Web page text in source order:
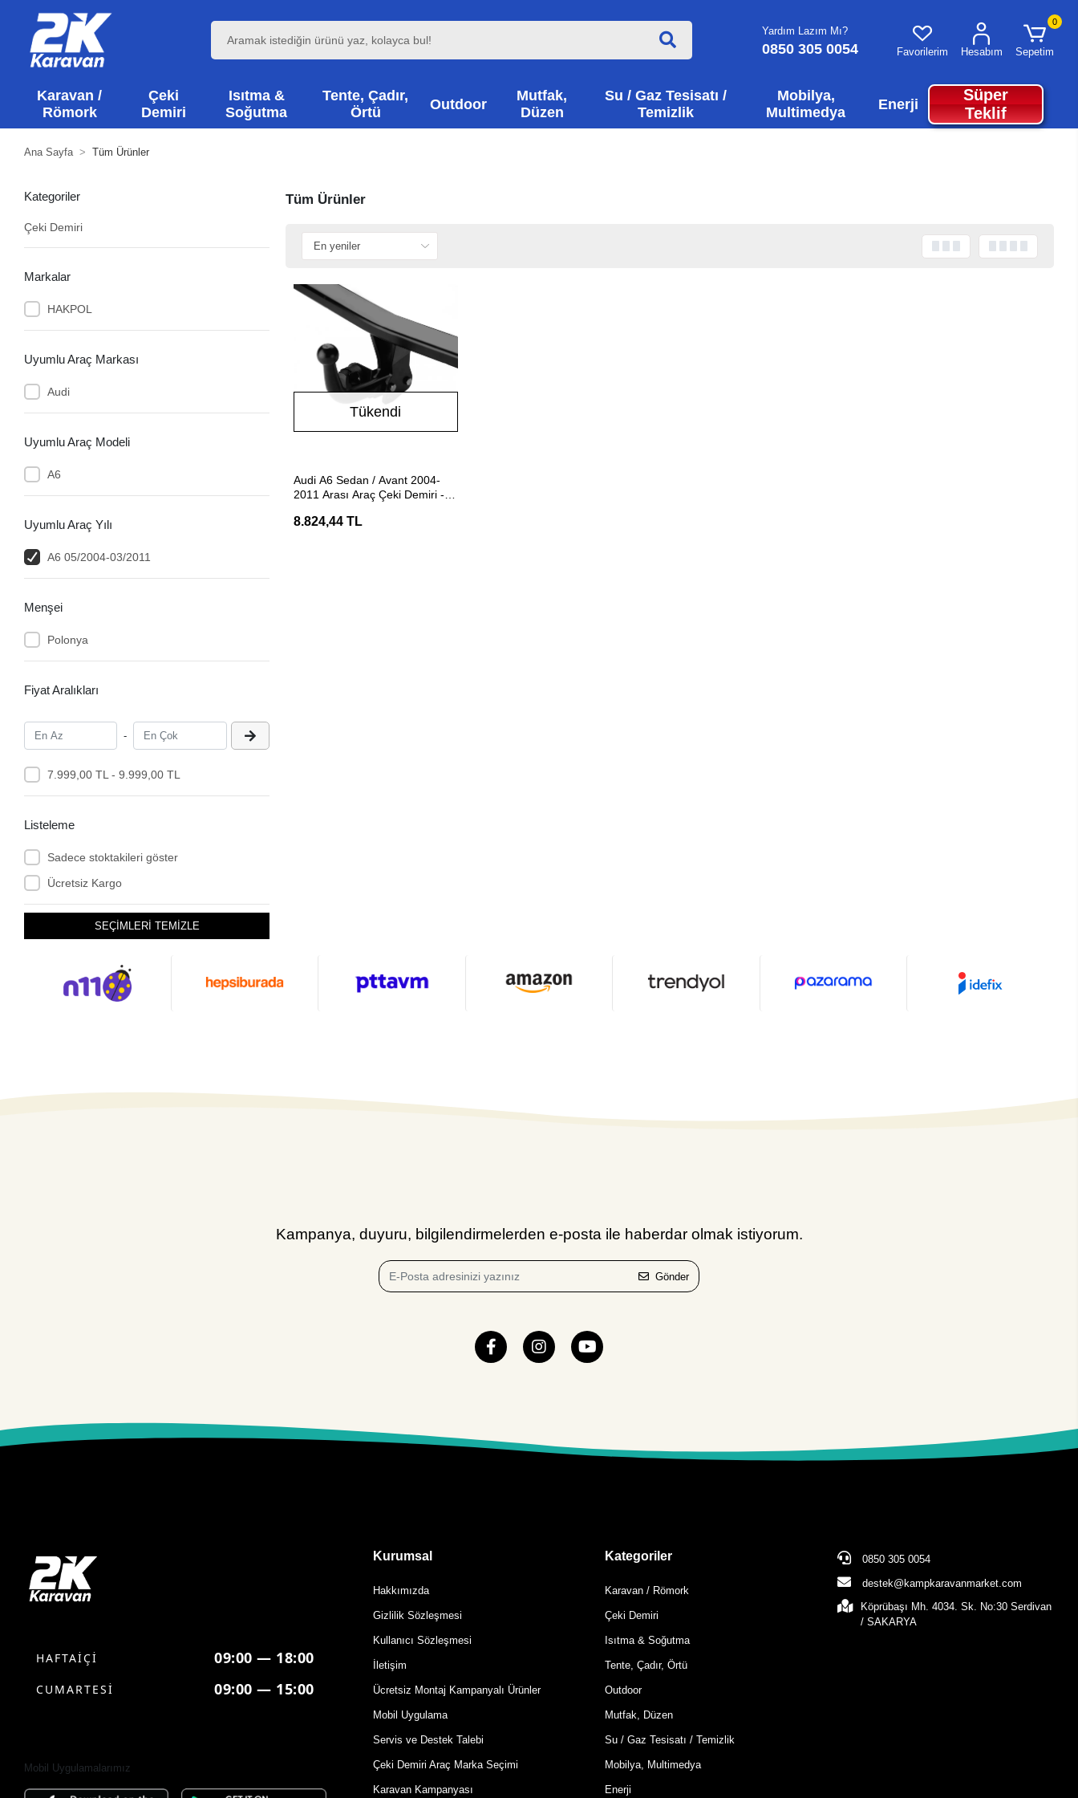
Yardım Lazım Mı?
0850 305 0054 Favorilerim Hesabım
0
Sepetim
Karavan /
Römork
Çeki
Demiri
Isıtma &
Soğutma
Tente, Çadır,
Örtü
Outdoor
Mutfak,
Düzen
Su / Gaz Tesisatı /
Temizlik
Mobilya,
Multimedya
Enerji
Süper
Teklif
Ana Sayfa Tüm Ürünler
Kategoriler
Çeki Demiri
Markalar
HAKPOL
Uyumlu Araç Markası
Audi
Uyumlu Araç Modeli
A6
Uyumlu Araç Yılı
A6 05/2004-03/2011
Menşei
Polonya
Fiyat Aralıkları
-
7.999,00 TL - 9.999,00 TL
Listeleme
Sadece stoktakileri göster
Ücretsiz Kargo
SEÇİMLERİ TEMİZLE
Tüm Ürünler
Tükendi
Audi A6 Sedan / Avant 2004-
2011 Arası Araç Çeki Demiri -
8.824,44 TL
Kampanya, duyuru, bilgilendirmelerden e-posta ile haberdar olmak istiyorum.
Gönder
HAFTAİÇİ 09:00 — 18:00
CUMARTESİ 09:00 — 15:00
Mobil Uygulamalarımız
Kurumsal
Hakkımızda
Gizlilik Sözleşmesi
Kullanıcı Sözleşmesi
İletişim
Ücretsiz Montaj Kampanyalı Ürünler
Mobil Uygulama
Servis ve Destek Talebi
Çeki Demiri Araç Marka Seçimi
Karavan Kampanyası
Kategoriler
Karavan / Römork
Çeki Demiri
Isıtma & Soğutma
Tente, Çadır, Örtü
Outdoor
Mutfak, Düzen
Su / Gaz Tesisatı / Temizlik
Mobilya, Multimedya
Enerji
0850 305 0054
destek@kampkaravanmarket.com
Köprübaşı Mh. 4034. Sk. No:30 Serdivan
/ SAKARYA